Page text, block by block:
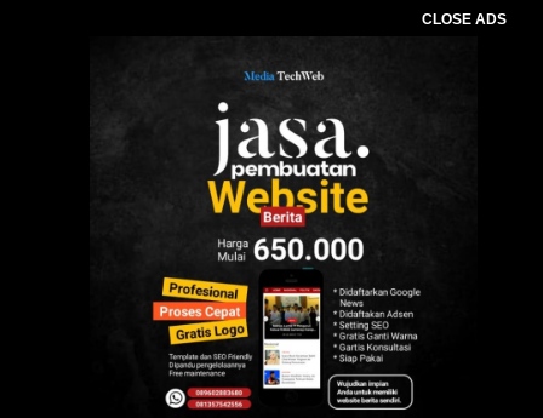
CLOSE ADS